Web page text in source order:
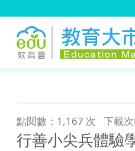
點閱數：1,167 次 下載
行善小尖兵體驗